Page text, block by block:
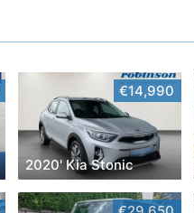
€14,990
2020' Kia Stonic